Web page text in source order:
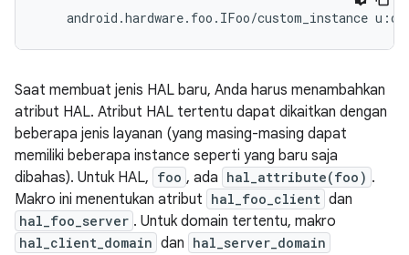
Saat membuat jenis HAL baru, Anda harus menambahkan
atribut HAL. Atribut HAL tertentu dapat dikaitkan dengan
beberapa jenis layanan (yang masing-masing dapat
memiliki beberapa instance seperti yang baru saja
dibahas). Untuk HAL, foo , ada hal_attribute(foo) .
Makro ini menentukan atribut hal_foo_client dan
hal_foo_server . Untuk domain tertentu, makro
hal_client_domain dan hal_server_domain